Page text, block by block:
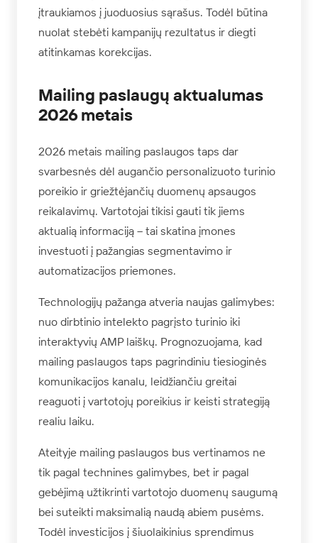
įtraukiamos į juoduosius sąrašus. Todėl būtina
nuolat stebėti kampanijų rezultatus ir diegti
atitinkamas korekcijas.
Mailing paslaugų aktualumas
2026 metais
2026 metais mailing paslaugos taps dar
svarbesnės dėl augančio personalizuoto turinio
poreikio ir griežtėjančių duomenų apsaugos
reikalavimų. Vartotojai tikisi gauti tik jiems
aktualią informaciją – tai skatina įmones
investuoti į pažangias segmentavimo ir
automatizacijos priemones.
Technologijų pažanga atveria naujas galimybes:
nuo dirbtinio intelekto pagrįsto turinio iki
interaktyvių AMP laiškų. Prognozuojama, kad
mailing paslaugos taps pagrindiniu tiesioginės
komunikacijos kanalu, leidžiančiu greitai
reaguoti į vartotojų poreikius ir keisti strategiją
realiu laiku.
Ateityje mailing paslaugos bus vertinamos ne
tik pagal technines galimybes, bet ir pagal
gebėjimą užtikrinti vartotojo duomenų saugumą
bei suteikti maksimalią naudą abiem pusėms.
Todėl investicijos į šiuolaikinius sprendimus